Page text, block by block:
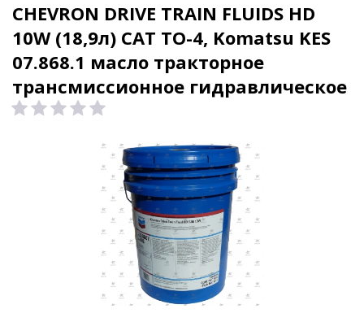
CHEVRON DRIVE TRAIN FLUIDS HD
10W (18,9л) CAT TO-4, Komatsu KES
07.868.1 масло тракторное
трансмиссионное гидравлическое